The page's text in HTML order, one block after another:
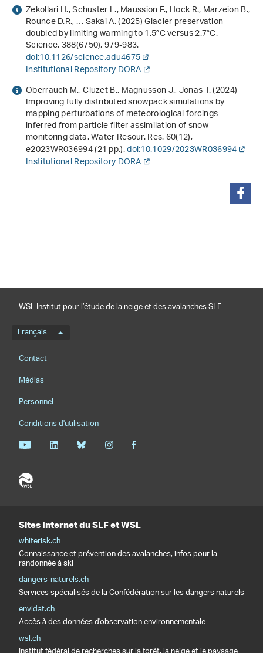
Zekollari H., Schuster L., Maussion F., Hock R., Marzeion B.,
Rounce D.R., … Sakai A. (2025) Glacier preservation
doubled by limiting warming to 1.5°C versus 2.7°C.
Science.388(6750), 979-983.
doi:10.1126/science.adu4675
Institutional Repository DORA
Oberrauch M., Cluzet B., Magnusson J., Jonas T. (2024)
Improving fully distributed snowpack simulations by
mapping perturbations of meteorological forcings
inferred from particle filter assimilation of snow
monitoring data. Water Resour. Res.60(12),
e2023WR036994 (21 pp.).doi:10.1029/2023WR036994
Institutional Repository DORA
WSL Institut pour l’étude de la neige et des avalanches SLF
Menu de langue
Français
Footernavigation
Contact
Médias
Personnel
Conditions d'utilisation
Sites Internet du SLF et WSL
whiterisk.ch
Connaissance et prévention des avalanches, infos pour la
randonnée à ski
dangers-naturels.ch
Services spécialisés de la Confédération sur les dangers naturels
envidat.ch
Accès à des données d'observation environnementale
wsl.ch